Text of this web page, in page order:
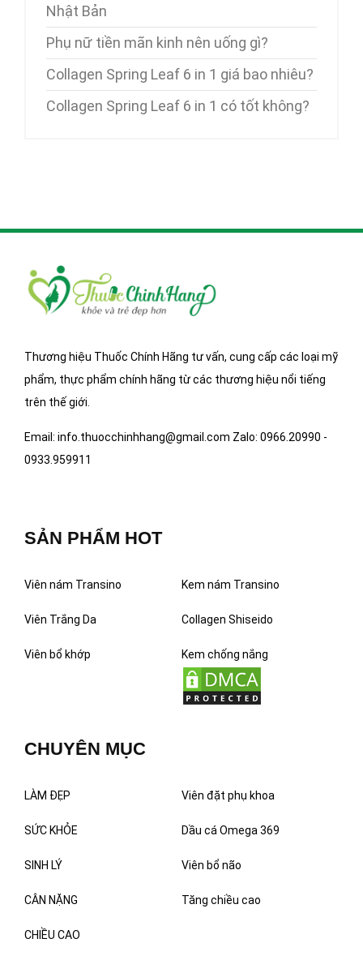
Nhật Bản
Phụ nữ tiền mãn kinh nên uống gì?
Collagen Spring Leaf 6 in 1 giá bao nhiêu?
Collagen Spring Leaf 6 in 1 có tốt không?
Thương hiệu Thuốc Chính Hãng tư vấn, cung cấp các loại mỹ
phẩm, thực phẩm chính hãng từ các thương hiệu nổi tiếng
trên thế giới.
Email: info.thuocchinhhang@gmail.com Zalo: 0966.20990 -
0933.959911
SẢN PHẨM HOT
Viên nám Transino Kem nám Transino
Viên Trắng Da Collagen Shiseido
Viên bổ khớp Kem chống nắng
CHUYÊN MỤC
LÀM ĐẸP Viên đặt phụ khoa
SỨC KHỎE Dầu cá Omega 369
SINH LÝ Viên bổ não
CÂN NẶNG Tăng chiều cao
CHIỀU CAO